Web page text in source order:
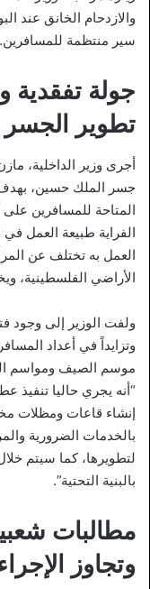
والازدحام الخانق عند
سير منتظمة للمسافرين.
جولة
تطوير الجسر
أجرى وزير الداخلية،
جسر الملك حسين، بهدف
المتاحة للمسافرين
الفراية طبيعة العمل
العمل به تختلف عن
الأراضي الفلسطينية،
ولفت الوزير إلى وجود
وتزايداً في أعداد
موسم الصيف ومواسم
“أنه يجري حاليا تنفيذ
إنشاء قاعات ومظلات
بالخدمات الضرورية
لتطويرها، كما سيتم
بالبنية التحتية”.
مطالبات
وتجاوز